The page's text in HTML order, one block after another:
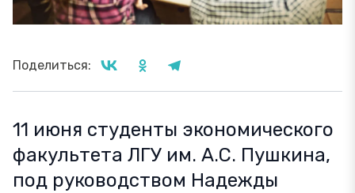
Поделиться:
11 июня студенты экономического
факультета ЛГУ им. А.С. Пушкина,
под руководством Надежды